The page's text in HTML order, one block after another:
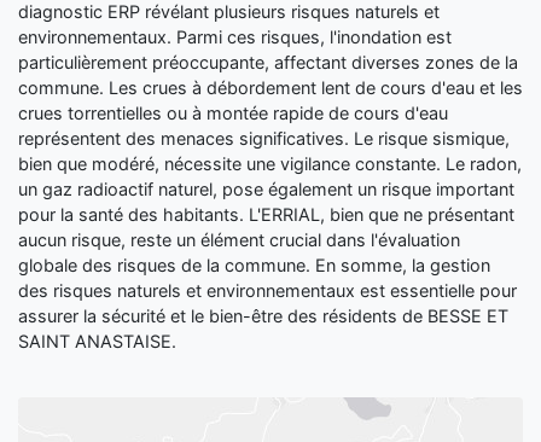
diagnostic ERP révélant plusieurs risques naturels et
environnementaux. Parmi ces risques, l'inondation est
particulièrement préoccupante, affectant diverses zones de la
commune. Les crues à débordement lent de cours d'eau et les
crues torrentielles ou à montée rapide de cours d'eau
représentent des menaces significatives. Le risque sismique,
bien que modéré, nécessite une vigilance constante. Le radon,
un gaz radioactif naturel, pose également un risque important
pour la santé des habitants. L'ERRIAL, bien que ne présentant
aucun risque, reste un élément crucial dans l'évaluation
globale des risques de la commune. En somme, la gestion
des risques naturels et environnementaux est essentielle pour
assurer la sécurité et le bien-être des résidents de BESSE ET
SAINT ANASTAISE.